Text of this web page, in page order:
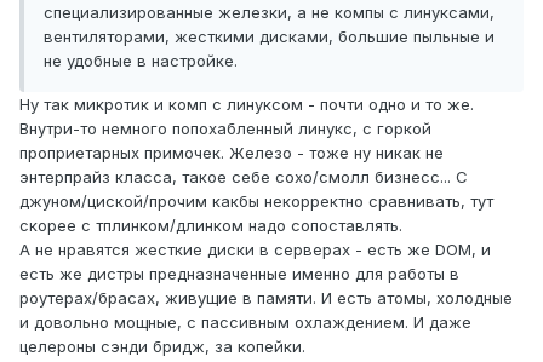
специализированные железки, а не компы с линуксами,
вентиляторами, жесткими дисками, большие пыльные и
не удобные в настройке.
Ну так микротик и комп с линуксом - почти одно и то же.
Внутри-то немного попохабленный линукс, с горкой
проприетарных примочек. Железо - тоже ну никак не
энтерпрайз класса, такое себе сохо/смолл бизнесс... С
джуном/циской/прочим какбы некорректно сравнивать, тут
скорее с тплинком/длинком надо сопоставлять.
А не нравятся жесткие диски в серверах - есть же DOM, и
есть же дистры предназначенные именно для работы в
роутерах/брасах, живущие в памяти. И есть атомы, холодные
и довольно мощные, с пассивным охлаждением. И даже
целероны сэнди бридж, за копейки.